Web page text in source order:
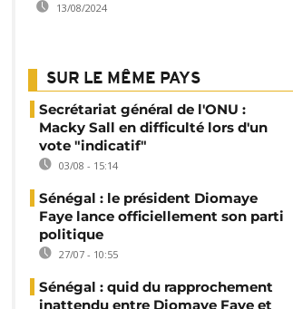
13/08/2024
SUR LE MÊME PAYS
Secrétariat général de l'ONU :
Macky Sall en difficulté lors d'un
vote "indicatif"
03/08 - 15:14
Sénégal : le président Diomaye
Faye lance officiellement son parti
politique
27/07 - 10:55
Sénégal : quid du rapprochement
inattendu entre Diomaye Faye et